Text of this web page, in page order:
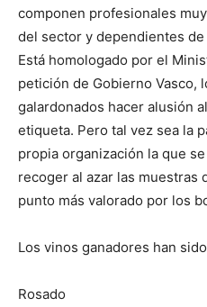
componen profesionales
del sector y dependientes
Está homologado por el
petición de Gobierno Vasco,
galardonados hacer alusión
etiqueta. Pero tal vez sea la
propia organización la que
recoger al azar las muestras
punto más valorado por los
Los vinos ganadores han
Rosado